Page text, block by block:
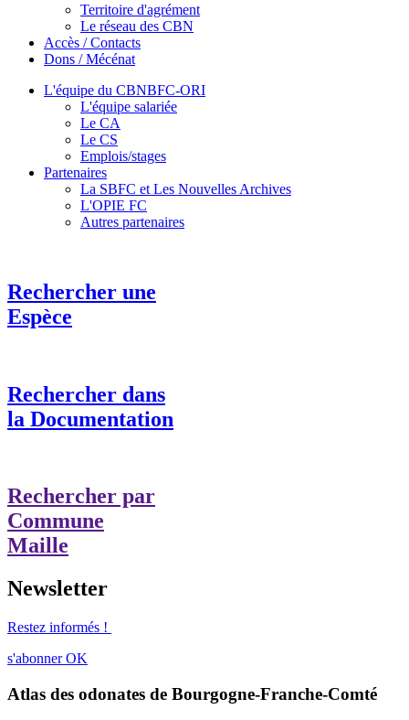
Territoire d'agrément
Le réseau des CBN
Accès / Contacts
Dons / Mécénat
L'équipe du CBNBFC-ORI
L'équipe salariée
Le CA
Le CS
Emplois/stages
Partenaires
La SBFC et Les Nouvelles Archives
L'OPIE FC
Autres partenaires
Rechercher une
Espèce
Rechercher dans
la Documentation
Rechercher par
Commune
Maille
Newsletter
Restez informés !
s'abonner OK
Atlas des odonates de Bourgogne-Franche-Comté